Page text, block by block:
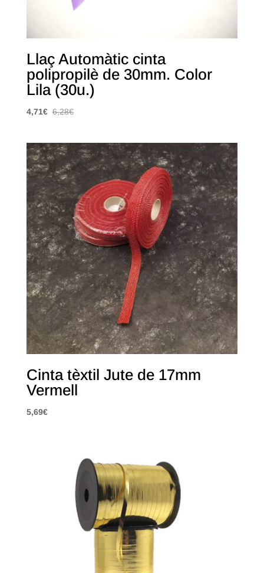
Llaç Automàtic cinta
polipropilè de 30mm. Color
Lila (30u.)
4,71€ 6,28€
Cinta tèxtil Jute de 17mm
Vermell
5,69€